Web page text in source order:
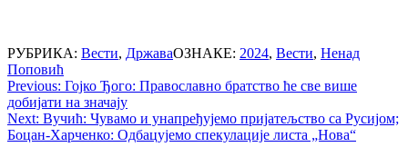
РУБРИКА: Вести, ДржаваОЗНАКЕ: 2024, Вести, Ненад
Поповић
Post
navigation
Previous: Гојко Ђого: Православно братство ће све више
добијати на значају
Next: Вучић: Чувамо и унапређујемо пријатељство са Русијом;
Боцан-Харченко: Одбацујемо спекулације листа „Нова“